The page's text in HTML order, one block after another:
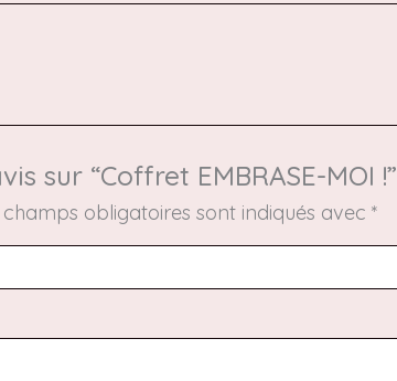
sur “Coffret EMBRASE-MOI !”
champs obligatoires sont indiqués avec*